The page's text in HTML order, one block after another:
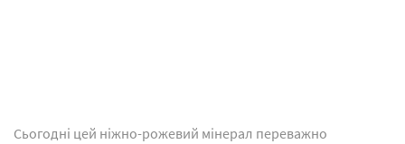
Сьогодні цей ніжно-рожевий мінерал переважно